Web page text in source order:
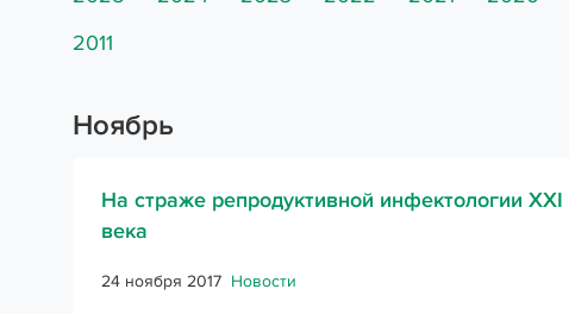
2011
Ноябрь
На страже репродуктивной инфектологии XXI
века
24 ноября 2017 Новости